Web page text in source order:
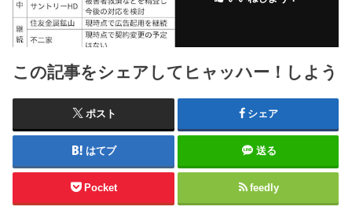
この記事をシェアしてヒャッハー！しよう
ポスト シェア
はてブ 送る
Pocket feedly